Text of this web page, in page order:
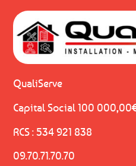
QualiServe
Capital Social 100
RCS : 534 921 838
09.70.71.70.70